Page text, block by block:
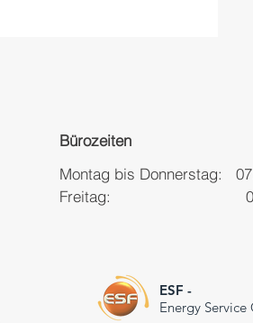
ESF -
Energy Service
Bürozeiten
Montag bis Donnerstag:
Freitag: 07:30